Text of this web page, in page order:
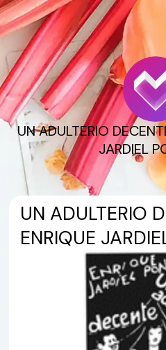
UN ADULTERIO
JARDIEL
UN ADULTERIO
ENRIQUE